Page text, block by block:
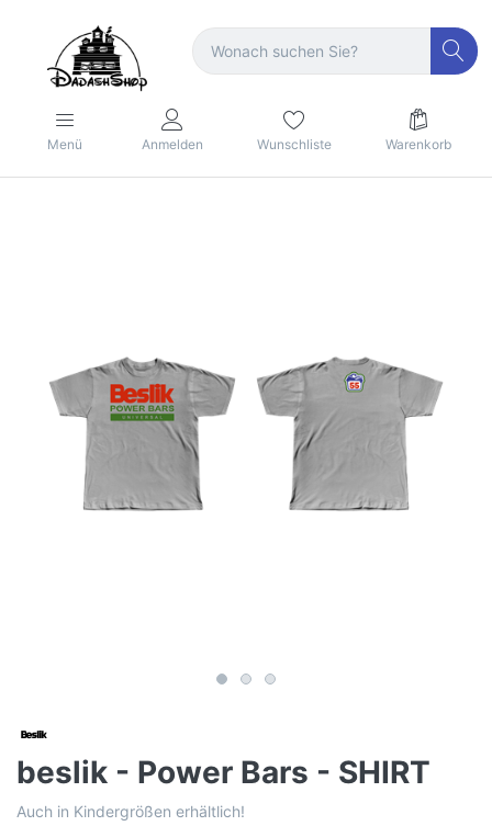
Menü Anmelden Wunschliste Warenkorb
beslik - Power Bars - SHIRT
Auch in Kindergrößen erhältlich!